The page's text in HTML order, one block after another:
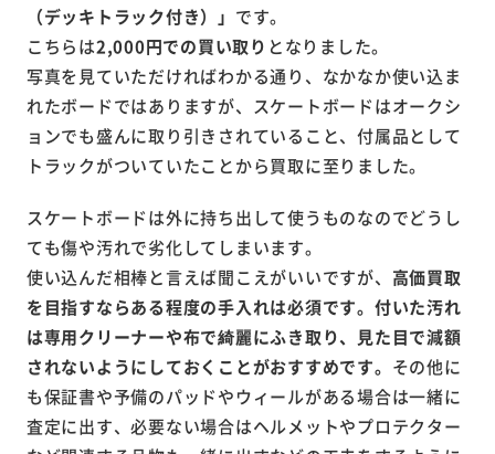
（デッキトラック付き）」 です。
こちらは2,000円での買い取り となりました。
写真を見ていただければわかる通り、なかなか使い込ま
れたボードではありますが、スケートボードはオークシ
ョンでも盛んに取り引きされていること、付属品として
トラックがついていたことから買取に至りました。
スケートボードは外に持ち出して使うものなのでどうし
ても傷や汚れで劣化してしまいます。
使い込んだ相棒と言えば聞こえがいいですが、 高価買取
を目指すならある程度の手入れは必須です。付いた汚れ
は専用クリーナーや布で綺麗にふき取り、見た目で減額
されないようにしておくことがおすすめです。 その他に
も保証書や予備のパッドやウィールがある場合は一緒に
査定に出す、必要ない場合はヘルメットやプロテクター